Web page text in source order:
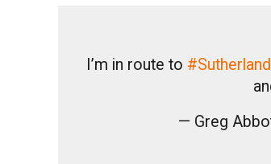
I’m in route to
— Greg